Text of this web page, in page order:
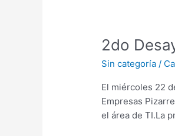
2do
Sin categoría /
El miércoles 22
Empresas
el área de TI.La
2do
Club
CIO
Abril
2015